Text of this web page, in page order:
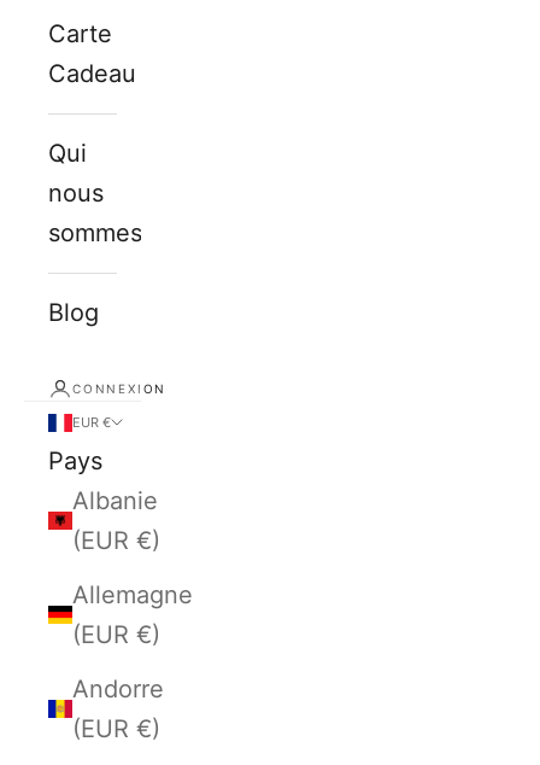
Carte
Cadeau
Qui
nous
sommes
Blog
CONNEXION
EUR €
Pays
Albanie
(EUR €)
Allemagne
(EUR €)
Andorre
(EUR €)